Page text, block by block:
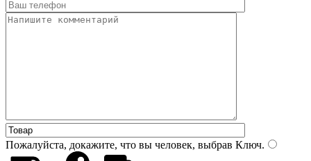
Пожалуйста, докажите, что вы человек, выбрав Ключ.